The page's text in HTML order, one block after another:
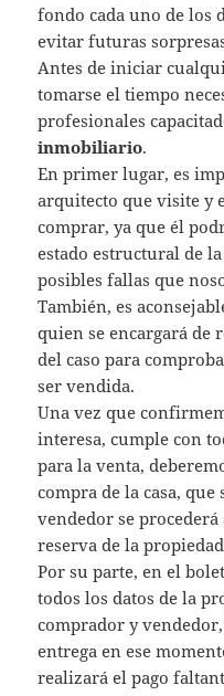
fondo cada uno de los
evitar futuras
Antes de iniciar
tomarse el tiempo
profesionales
inmobiliario.
En primer lugar, es
arquitecto que visite y
comprar, ya que él
estado estructural de
posibles fallas que
También, es
quien se encargará de
del caso para
ser vendida.
Una vez que
interesa, cumple con
para la venta,
compra de la casa, que
vendedor se
reserva de la
Por su parte, en el
todos los datos de la
comprador y
entrega en ese
realizará el pago